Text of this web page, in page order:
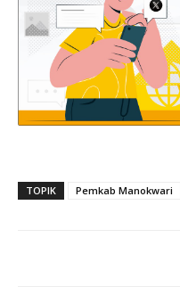
TOPIK Pemkab Manokwari